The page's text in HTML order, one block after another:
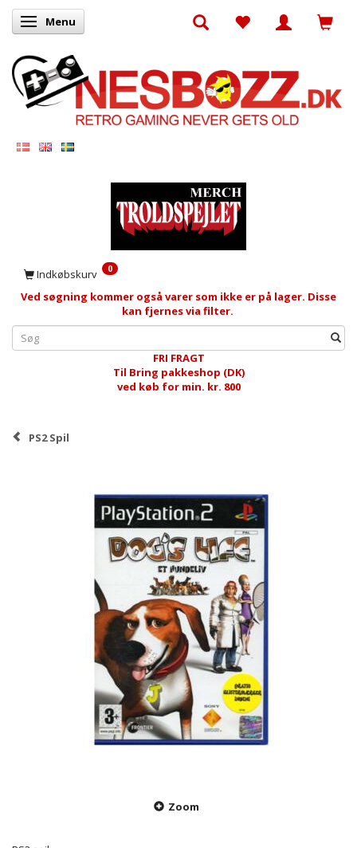
Skifte navigation
Menu
Indkøbskurv 0
Ved søgning kommer også varer som ikke er på lager. Disse
kan fjernes via filter.
FRI FRAGT
Til Bring pakkeshop (DK)
ved køb for min. kr. 800
PS2 Spil
Zoom